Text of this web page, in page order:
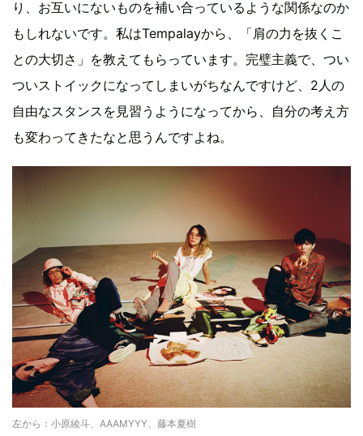
り、お互いにないものを補い合っているような関係なのか
もしれないです。私はTempalayから、「肩の力を抜くこ
との大切さ」を教えてもらっています。完璧主義で、つい
ついストイックになってしまいがちなんですけど、2人の
自由なスタンスを見習うようになってから、自分の考え方
も変わってきたなと思うんですよね。
左から：小原綾斗、AAAMYYY、藤本夏樹